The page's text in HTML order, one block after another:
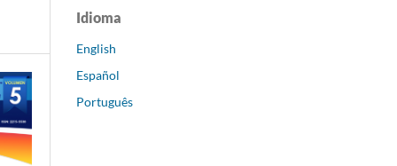
Idioma
English
Español
Português